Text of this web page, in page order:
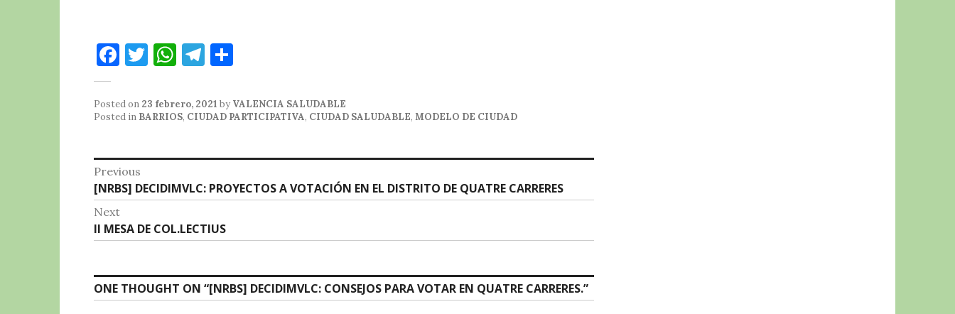
F
c
e
o
o
k
T
it
te
W
at
s
p
p
T
e
g
a
m
m
p
rt
ir
Posted on 23 febrero, 2021 by VALENCIA SALUDABLE
Posted in BARRIOS, CIUDAD PARTICIPATIVA, CIUDAD SALUDABLE, MODELO DE CIUDAD
Navegación
de
entradas
Previous
Previous
post:
[NRBS] DECIDIMVLC: PROYECTOS A VOTACIÓN EN EL DISTRITO DE QUATRE CARRERES
Next
Next
post:
II MESA DE COL.LECTIUS
ONE THOUGHT ON “[NRBS] DECIDIMVLC: CONSEJOS PARA VOTAR EN QUATRE CARRERES.”